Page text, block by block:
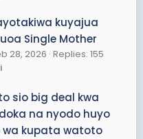
kuyajua
Single Mother
28, 2026 Replies: 155
sio big deal kwa
na nyodo huyo
wa kupata watoto